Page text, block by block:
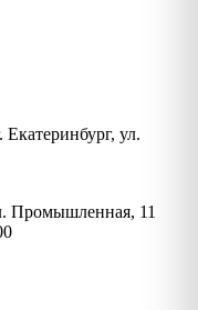
Екатеринбург, ул.
Промышленная, 11